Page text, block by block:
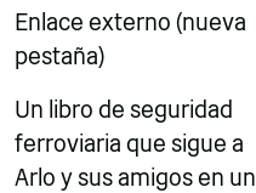
Enlace externo (nueva
pestaña)
Un libro de seguridad
ferroviaria que sigue a
Arlo y sus amigos en un